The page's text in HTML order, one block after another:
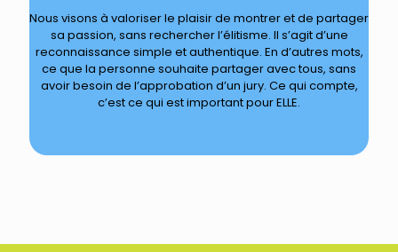
Nous visons à valoriser le plaisir de montrer et de partager
sa passion, sans rechercher l’élitisme. Il s’agit d’une
reconnaissance simple et authentique. En d’autres mots,
ce que la personne souhaite partager avec tous, sans
avoir besoin de l’approbation d’un jury. Ce qui compte,
c’est ce qui est important pour ELLE.